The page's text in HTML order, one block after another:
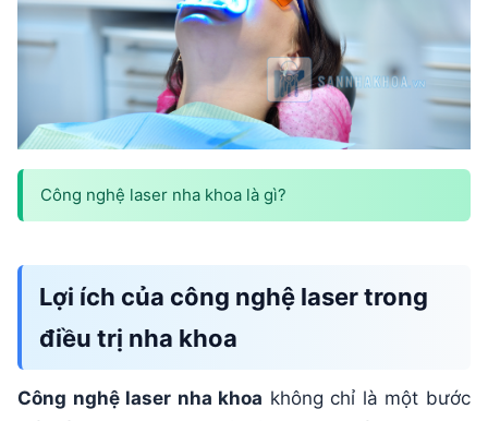
Công nghệ laser nha khoa là gì?
Lợi ích của công nghệ laser trong
điều trị nha khoa
Công nghệ laser nha khoa không chỉ là một bước